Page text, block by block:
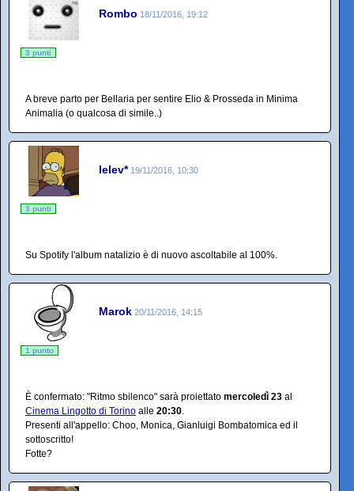
Rombo 18/11/2016, 19:12
3 punti
A breve parto per Bellaria per sentire Elio & Prosseda in Minima
Animalia (o qualcosa di simile..)
lelev* 19/11/2016, 10:30
3 punti
Su Spotify l'album natalizio è di nuovo ascoltabile al 100%.
Marok 20/11/2016, 14:15
1 punto
È confermato: "Ritmo sbilenco" sarà proiettato mercoledì 23 al
Cinema Lingotto di Torino alle 20:30.
Presenti all'appello: Choo, Monica, Gianluigi Bombatomica ed il
sottoscritto!
Fotte?